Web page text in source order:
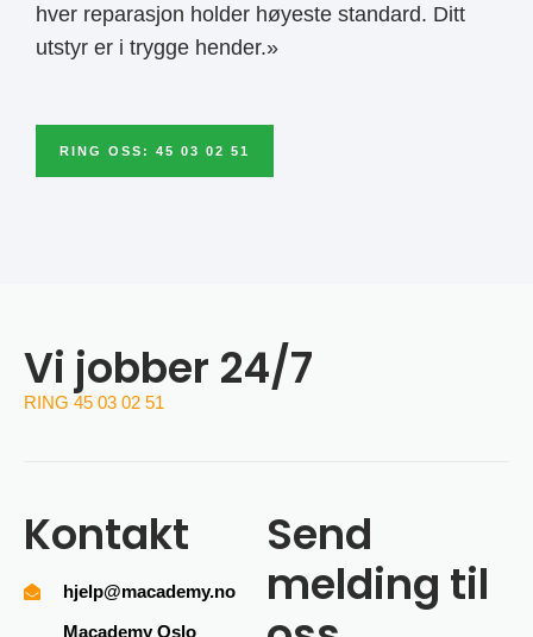
hver reparasjon holder høyeste standard. Ditt
utstyr er i trygge hender.»
RING OSS: 45 03 02 51
Vi jobber 24/7
RING 45 03 02 51
Kontakt
hjelp@macademy.no
Macademy Oslo
Send
melding til